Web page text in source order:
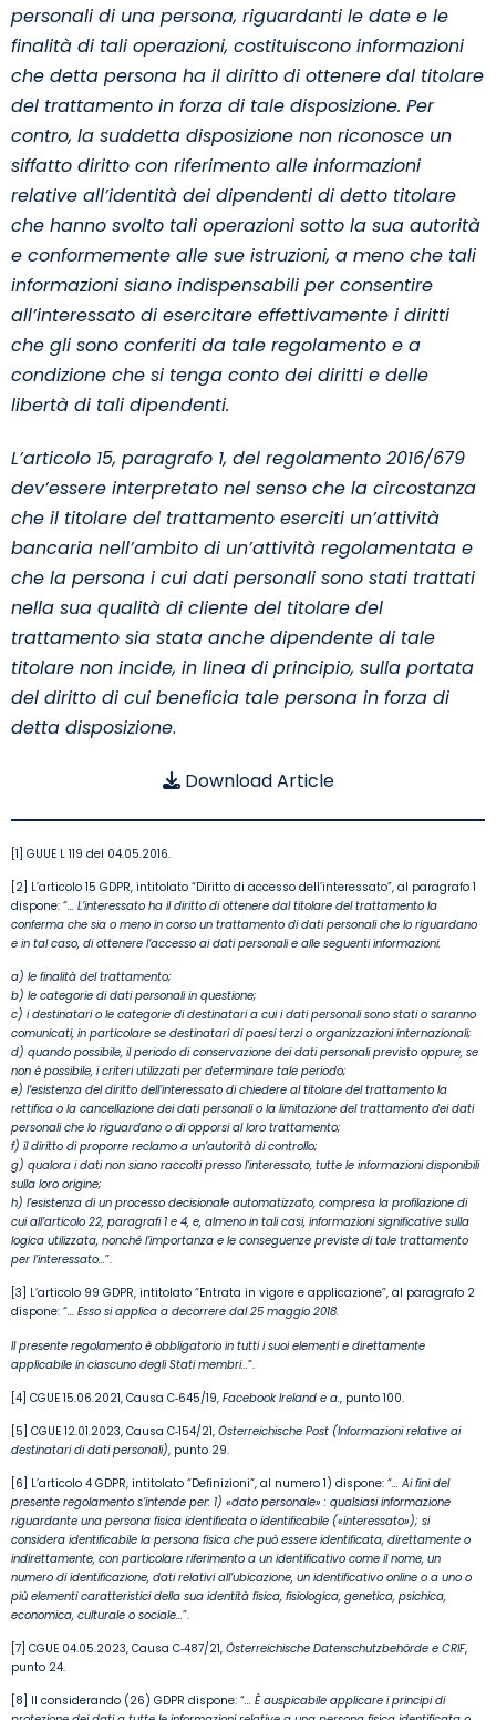
personali di una persona, riguardanti le date e le
finalità di tali operazioni, costituiscono informazioni
che detta persona ha il diritto di ottenere dal titolare
del trattamento in forza di tale disposizione. Per
contro, la suddetta disposizione non riconosce un
siffatto diritto con riferimento alle informazioni
relative all’identità dei dipendenti di detto titolare
che hanno svolto tali operazioni sotto la sua autorità
e conformemente alle sue istruzioni, a meno che tali
informazioni siano indispensabili per consentire
all’interessato di esercitare effettivamente i diritti
che gli sono conferiti da tale regolamento e a
condizione che si tenga conto dei diritti e delle
libertà di tali dipendenti.
L’articolo 15, paragrafo 1, del regolamento 2016/679
dev’essere interpretato nel senso che la circostanza
che il titolare del trattamento eserciti un’attività
bancaria nell’ambito di un’attività regolamentata e
che la persona i cui dati personali sono stati trattati
nella sua qualità di cliente del titolare del
trattamento sia stata anche dipendente di tale
titolare non incide, in linea di principio, sulla portata
del diritto di cui beneficia tale persona in forza di
detta disposizione.
Download Article
[1] GUUE L 119 del 04.05.2016.
[2] L’articolo 15 GDPR, intitolato “Diritto di accesso dell’interessato”, al paragrafo 1
dispone: “… L’interessato ha il diritto di ottenere dal titolare del trattamento la
conferma che sia o meno in corso un trattamento di dati personali che lo riguardano
e in tal caso, di ottenere l’accesso ai dati personali e alle seguenti informazioni:
a) le finalità del trattamento;
b) le categorie di dati personali in questione;
c) i destinatari o le categorie di destinatari a cui i dati personali sono stati o saranno
comunicati, in particolare se destinatari di paesi terzi o organizzazioni internazionali;
d) quando possibile, il periodo di conservazione dei dati personali previsto oppure, se
non è possibile, i criteri utilizzati per determinare tale periodo;
e) l’esistenza del diritto dell’interessato di chiedere al titolare del trattamento la
rettifica o la cancellazione dei dati personali o la limitazione del trattamento dei dati
personali che lo riguardano o di opporsi al loro trattamento;
f) il diritto di proporre reclamo a un’autorità di controllo;
g) qualora i dati non siano raccolti presso l’interessato, tutte le informazioni disponibili
sulla loro origine;
h) l’esistenza di un processo decisionale automatizzato, compresa la profilazione di
cui all’articolo 22, paragrafi 1 e 4, e, almeno in tali casi, informazioni significative sulla
logica utilizzata, nonché l’importanza e le conseguenze previste di tale trattamento
per l’interessato…”.
[3] L’articolo 99 GDPR, intitolato “Entrata in vigore e applicazione”, al paragrafo 2
dispone: “… Esso si applica a decorrere dal 25 maggio 2018.
Il presente regolamento è obbligatorio in tutti i suoi elementi e direttamente
applicabile in ciascuno degli Stati membri…”.
[4] CGUE 15.06.2021, Causa C‑645/19, Facebook Ireland e a., punto 100.
[5] CGUE 12.01.2023, Causa C‑154/21, Österreichische Post (Informazioni relative ai
destinatari di dati personali), punto 29.
[6] L’articolo 4 GDPR, intitolato “Definizioni”, al numero 1) dispone: “… Ai fini del
presente regolamento s’intende per: 1) «dato personale» : qualsiasi informazione
riguardante una persona fisica identificata o identificabile («interessato»); si
considera identificabile la persona fisica che può essere identificata, direttamente o
indirettamente, con particolare riferimento a un identificativo come il nome, un
numero di identificazione, dati relativi all’ubicazione, un identificativo online o a uno o
più elementi caratteristici della sua identità fisica, fisiologica, genetica, psichica,
economica, culturale o sociale…”.
[7] CGUE 04.05.2023, Causa C‑487/21, Österreichische Datenschutzbehörde e CRIF,
punto 24.
[8] Il considerando (26) GDPR dispone: “… È auspicabile applicare i principi di